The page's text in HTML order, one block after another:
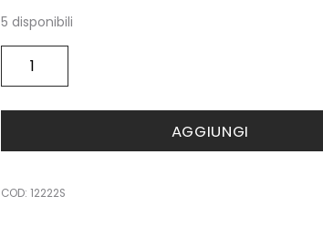
5 disponibili
barrel
point
quantità
AGGIUNGI
COD: 12222S